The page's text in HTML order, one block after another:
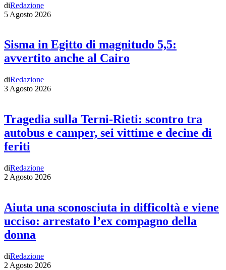
diRedazione
5 Agosto 2026
Sisma in Egitto di magnitudo 5,5:
avvertito anche al Cairo
diRedazione
3 Agosto 2026
Tragedia sulla Terni-Rieti: scontro tra
autobus e camper, sei vittime e decine di
feriti
diRedazione
2 Agosto 2026
Aiuta una sconosciuta in difficoltà e viene
ucciso: arrestato l’ex compagno della
donna
diRedazione
2 Agosto 2026